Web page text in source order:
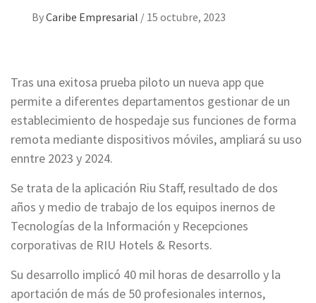
ByCaribe Empresarial / 15 octubre, 2023
Tras una exitosa prueba piloto un nueva app que
permite a diferentes departamentos gestionar de un
establecimiento de hospedaje sus funciones de forma
remota mediante dispositivos móviles, ampliará su uso
enntre 2023 y 2024.
Se trata de la aplicación Riu Staff, resultado de dos
años y medio de trabajo de los equipos inernos de
Tecnologías de la Información y Recepciones
corporativas de RIU Hotels & Resorts.
Su desarrollo implicó 40 mil horas de desarrollo y la
aportación de más de 50 profesionales internos,